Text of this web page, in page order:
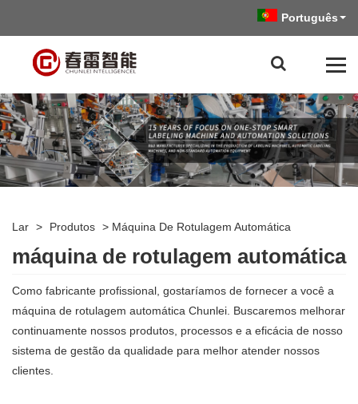
Português
Lar > Produtos > Máquina De Rotulagem Automática
máquina de rotulagem automática
Como fabricante profissional, gostaríamos de fornecer a você a
máquina de rotulagem automática Chunlei. Buscaremos melhorar
continuamente nossos produtos, processos e a eficácia de nosso
sistema de gestão da qualidade para melhor atender nossos
clientes.